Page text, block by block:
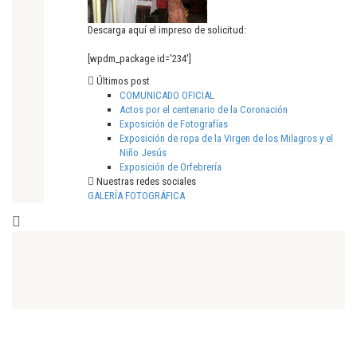
Descarga aquí el impreso de solicitud:
[wpdm_package id='234']
Últimos post
COMUNICADO OFICIAL
Actos por el centenario de la Coronación
Exposición de Fotografías
Exposición de ropa de la Virgen de los Milagros y el
Niño Jesús
Exposición de Orfebrería
Nuestras redes sociales
GALERÍA FOTOGRÁFICA